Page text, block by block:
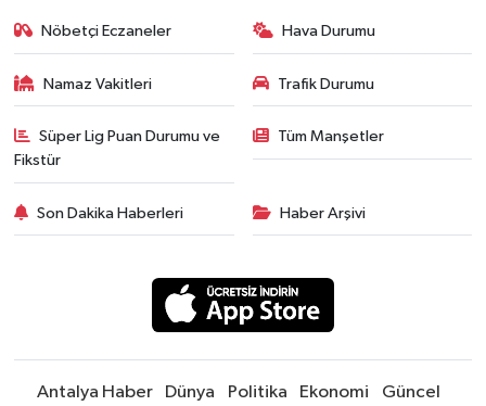
Nöbetçi Eczaneler Hava Durumu
Namaz Vakitleri Trafik Durumu
Süper Lig Puan Durumu ve
Fikstür
Tüm Manşetler
Son Dakika Haberleri Haber Arşivi
Antalya Haber Dünya Politika Ekonomi Güncel